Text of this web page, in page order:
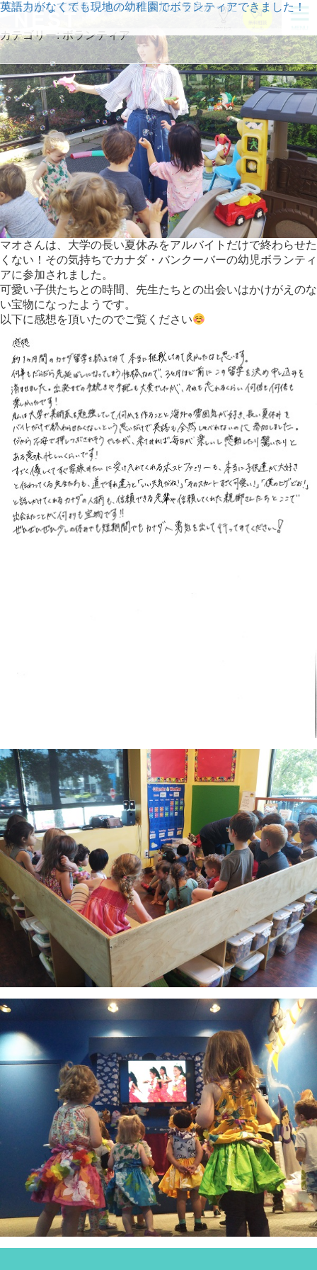
カテゴリー:ボランティア
勇気を出してボランティアに参加して良かった
マオさんは、大学の長い夏休みをアルバイトだけで終わらせた
くない！その気持ちでカナダ・バンクーバーの幼児ボランティ
アに参加されました。
可愛い子供たちとの時間、先生たちとの出会いはかけがえのな
い宝物になったようです。
以下に感想を頂いたのでご覧ください
英語力がなくても現地の幼稚園でボランティアできました！